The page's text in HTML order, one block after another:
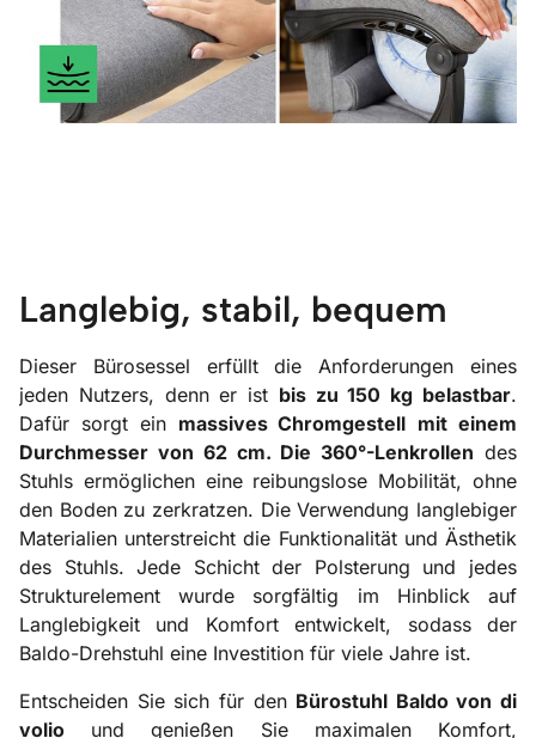
Langlebig, stabil, bequem
Dieser Bürosessel erfüllt die Anforderungen eines
jeden Nutzers, denn er ist bis zu 150 kg belastbar.
Dafür sorgt ein massives Chromgestell mit einem
Durchmesser von 62 cm. Die 360°-Lenkrollen des
Stuhls ermöglichen eine reibungslose Mobilität, ohne
den Boden zu zerkratzen. Die Verwendung langlebiger
Materialien unterstreicht die Funktionalität und Ästhetik
des Stuhls. Jede Schicht der Polsterung und jedes
Strukturelement wurde sorgfältig im Hinblick auf
Langlebigkeit und Komfort entwickelt, sodass der
Baldo-Drehstuhl eine Investition für viele Jahre ist.
Entscheiden Sie sich für den Bürostuhl Baldo von di
volio und genießen Sie maximalen Komfort,